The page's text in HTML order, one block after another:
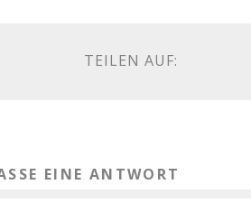
TEILEN AUF:
EINE ANTWORT